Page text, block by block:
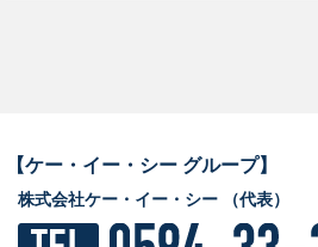
【ケー・イー・シー グループ】
株式会社ケー・イー・シー （代表）